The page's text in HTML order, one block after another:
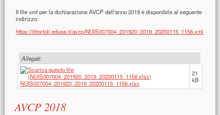
Il file xml per la dichiarazione AVCP dell'anno 2019 è disponibile al seguente
indirizzo:
https://ititortoli.edupa.it/avcp/NUIS007004_201920_2019_20200115_1156.xml
Allegati:
NUIS007004_201920_2019_20200115_1156.xlsx
21
kB
AVCP 2018